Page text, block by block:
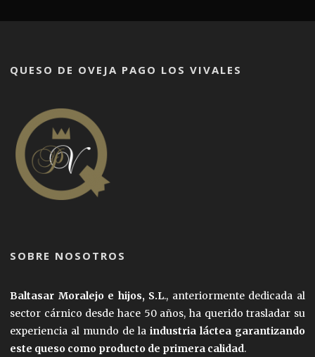
QUESO DE OVEJA PAGO LOS VIVALES
SOBRE NOSOTROS
Baltasar Moralejo e hijos, S.L., anteriormente dedicada al
sector cárnico desde hace 50 años, ha querido trasladar su
experiencia al mundo de la industria láctea garantizando
este queso como producto de primera calidad.